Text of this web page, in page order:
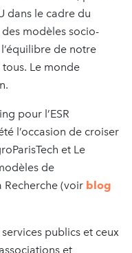
dans le cadre du
des modèles socio-
de notre
Le monde
pour l’ESR
l’occasion de croiser
et Le
de
Recherche (voir blog
publics et ceux
et